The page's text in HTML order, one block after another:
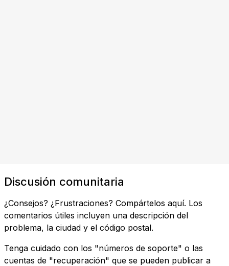
Discusión comunitaria
¿Consejos? ¿Frustraciones? Compártelos aquí. Los
comentarios útiles incluyen una descripción del
problema, la ciudad y el código postal.
Tenga cuidado con los "números de soporte" o las
cuentas de "recuperación" que se pueden publicar a